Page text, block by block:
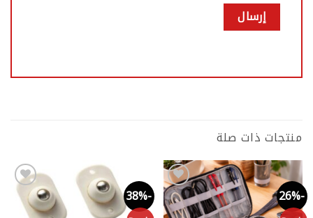
منتجات ذات صلة
Add to
wishlist
Add to
wishlist